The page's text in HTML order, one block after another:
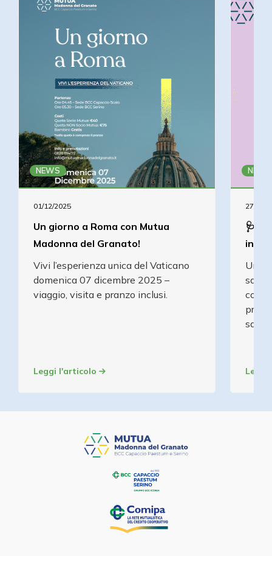
NEWS
01/12/2025
Un giorno a Roma con Mutua
Madonna del Granato!
Vivi l’esperienza unica del Vaticano
domenica 07 dicembre 2025 –
viaggio, visita e pranzo inclusi.
Leggi l'articolo
NEWS
27/11/
🩺
Un